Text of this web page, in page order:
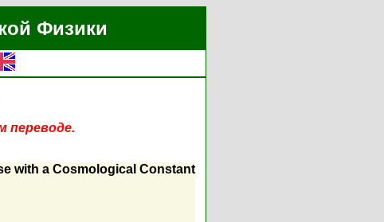
Физики
переводе.
with a Cosmological Constant